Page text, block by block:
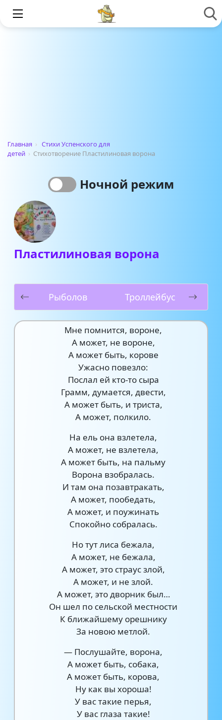
Главная › Стихи Успенского для
детей › Стихотворение Пластилиновая ворона
Ночной режим
Пластилиновая ворона
Рыболов Троллейбус
Мне помнится, вороне,
А может, не вороне,
А может быть, корове
Ужасно повезло:
Послал ей кто-то сыра
Грамм, думается, двести,
А может быть, и триста,
А может, полкило.
На ель она взлетела,
А может, не взлетела,
А может быть, на пальму
Ворона взобралась.
И там она позавтракать,
А может, пообедать,
А может, и поужинать
Спокойно собралась.
Но тут лиса бежала,
А может, не бежала,
А может, это страус злой,
А может, и не злой.
А может, это дворник был…
Он шел по сельской местности
К ближайшему орешнику
За новою метлой.
— Послушайте, ворона,
А может быть, собака,
А может быть, корова,
Ну как вы хороша!
У вас такие перья,
У вас глаза такие!